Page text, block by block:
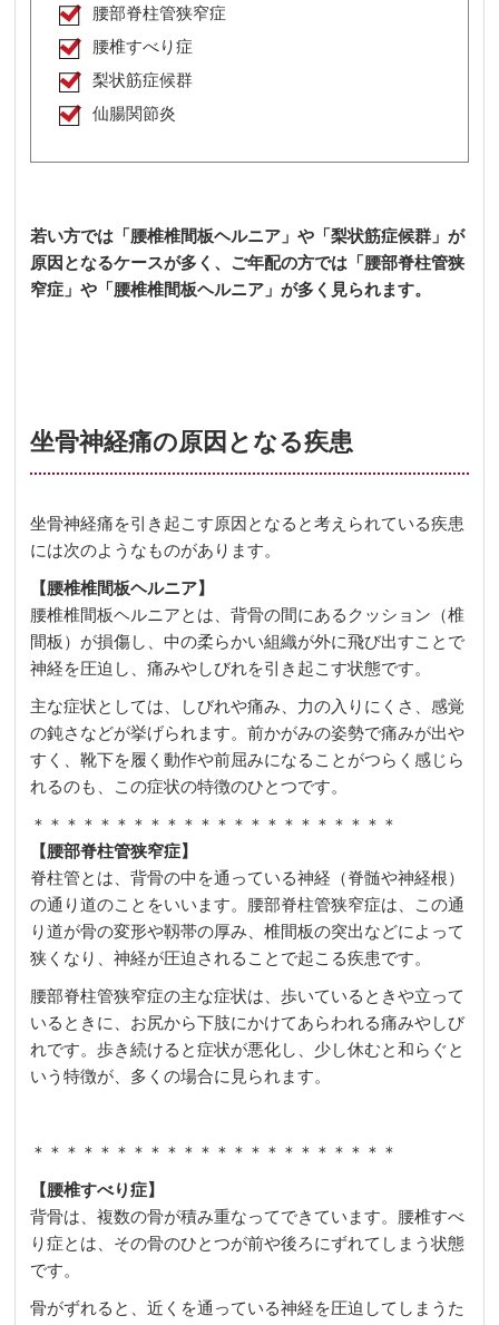
腰部脊柱管狭窄症
腰椎すべり症
梨状筋症候群
仙腸関節炎
若い方では「腰椎椎間板ヘルニア」や「梨状筋症候群」が
原因となるケースが多く、ご年配の方では「腰部脊柱管狭
窄症」や「腰椎椎間板ヘルニア」が多く見られます。
坐骨神経痛の原因となる疾患
坐骨神経痛を引き起こす原因となると考えられている疾患
には次のようなものがあります。
【腰椎椎間板ヘルニア】
腰椎椎間板ヘルニアとは、背骨の間にあるクッション（椎
間板）が損傷し、中の柔らかい組織が外に飛び出すことで
神経を圧迫し、痛みやしびれを引き起こす状態です。
主な症状としては、しびれや痛み、力の入りにくさ、感覚
の鈍さなどが挙げられます。前かがみの姿勢で痛みが出や
すく、靴下を履く動作や前屈みになることがつらく感じら
れるのも、この症状の特徴のひとつです。
＊＊＊＊＊＊＊＊＊＊＊＊＊＊＊＊＊＊＊＊＊＊
【腰部脊柱管狭窄症】
脊柱管とは、背骨の中を通っている神経（脊髄や神経根）
の通り道のことをいいます。腰部脊柱管狭窄症は、この通
り道が骨の変形や靱帯の厚み、椎間板の突出などによって
狭くなり、神経が圧迫されることで起こる疾患です。
腰部脊柱管狭窄症の主な症状は、歩いているときや立って
いるときに、お尻から下肢にかけてあらわれる痛みやしび
れです。歩き続けると症状が悪化し、少し休むと和らぐと
いう特徴が、多くの場合に見られます。
＊＊＊＊＊＊＊＊＊＊＊＊＊＊＊＊＊＊＊＊＊＊
【腰椎すべり症】
背骨は、複数の骨が積み重なってできています。腰椎すべ
り症とは、その骨のひとつが前や後ろにずれてしまう状態
です。
骨がずれると、近くを通っている神経を圧迫してしまうた